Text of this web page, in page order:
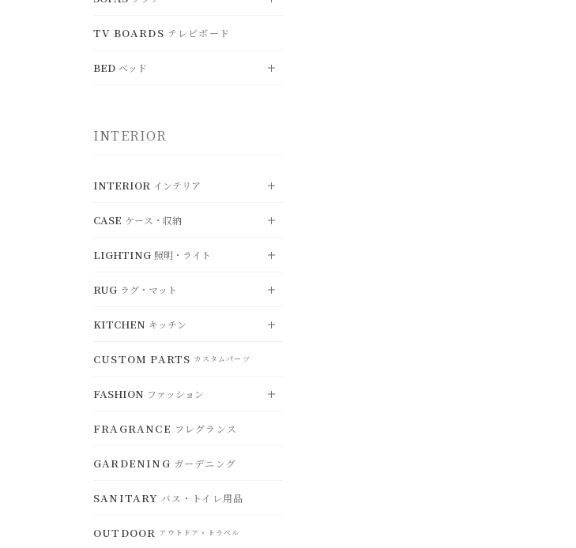
BENCH ベンチ
OFFICE CHAIR
CHAIR OTTOMAN
DESK デスク
FOLDING TABLE 折り畳みテーブル
CHEST チェスト
WARDROBE
SHELF シェルフ
BOXSHELF
UMBRELLASTAND
VIEW ALL すべて見る
SINGLE SOFA
TRIPLE SOFA
TV BOARDS テレビボード
BED ベッド
SINGLE BED
INTERIOR
INTERIOR インテリア
VIEW ALL すべて見る
CUSHION クッション・カバー
MIRROR ミラー
OBJET ディスプレイ・オブジェ
CLOCK 時計
CHRISTMAS クリスマスグッズ
OTHER その他
CASE ケース・収納
VIEW ALL すべて見る
STORAGE 収納ボックス
BASKET バスケット
DUST BOX ゴミ箱
STORAGE アクセサリー収納
CONTAINERS 小物入れ・トレー
HANGER ハンガー
LIGHTING 照明・ライト
VIEW ALL すべて見る
PENDANT LIGHT ペンダントライト
CEILING LIGHT シーリングライト
DESK LAMP デスクランプ
FLOOR LAMP フロアランプ
BULB 電球・関連用品
RUG ラグ・マット
VIEW ALL すべて見る
RUG ラグ
MAT 玄関マット
CHAIR PAD チェアパッド
KITCHEN キッチン
VIEW ALL すべて見る
TABLEWARE 食器
KITCHENWARE 鍋・調理器具
KITCHENCONTAINER ランチボック
CUSTOM PARTS カスタムパーツ
FASHION ファッション
VIEW ALL すべて見る
ACCESSORY アクセサリー
HAT ハット
BAG バッグ
FRAGRANCE フレグランス
GARDENING ガーデニング
SANITARY バス・トイレ用品
OUTDOOR アウトドア・トラベル